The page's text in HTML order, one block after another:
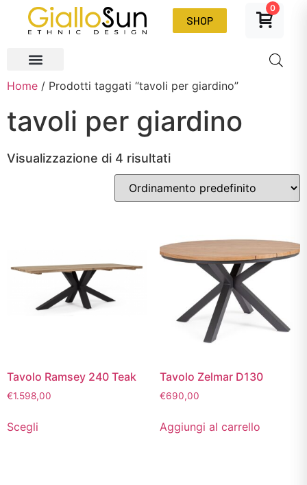
SHOP
0
Home / Prodotti taggati “tavoli per giardino”
tavoli per giardino
Visualizzazione di 4 risultati
Tavolo Ramsey 240 Teak
€1.598,00
Scegli
Tavolo Zelmar D130
€690,00
Aggiungi al carrello